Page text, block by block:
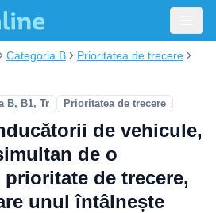
Categoria B
Prioritatea de trecere
B, B1, Tr Prioritatea de trecere
de vehicule,
de o
de trecere,
unul întâlnește